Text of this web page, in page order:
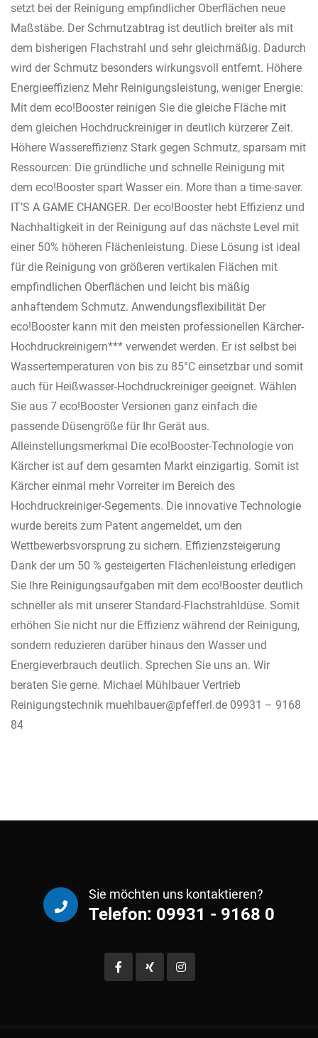
setzt bei der Reinigung empfindlicher Oberflächen neue
Maßstäbe. Der Schmutzabtrag ist deutlich breiter als mit
dem bisherigen Flachstrahl und sehr gleichmäßig. Dadurch
wird der Schmutz besonders wirkungsvoll entfernt. Höhere
Energieeffizienz Mehr Reinigungsleistung, weniger Energie:
Mit dem eco!Booster reinigen Sie die gleiche Fläche mit
dem gleichen Hochdruckreiniger in deutlich kürzerer Zeit.
Höhere Wassereffizienz Stark gegen Schmutz, sparsam mit
Ressourcen: Die gründliche und schnelle Reinigung mit
dem eco!Booster spart Wasser ein. More than a time-saver.
IT’S A GAME CHANGER. Der eco!Booster hebt Effizienz und
Nachhaltigkeit in der Reinigung auf das nächste Level mit
einer 50% höheren Flächenleistung. Diese Lösung ist ideal
für die Reinigung von größeren vertikalen Flächen mit
empfindlichen Oberflächen und leicht bis mäßig
anhaftendem Schmutz. Anwendungsflexibilität Der
eco!Booster kann mit den meisten professionellen Kärcher-
Hochdruckreinigern*** verwendet werden. Er ist selbst bei
Wassertemperaturen von bis zu 85°C einsetzbar und somit
auch für Heißwasser-Hochdruckreiniger geeignet. Wählen
Sie aus 7 eco!Booster Versionen ganz einfach die
passende Düsengröße für Ihr Gerät aus.
Alleinstellungsmerkmal Die eco!Booster-Technologie von
Kärcher ist auf dem gesamten Markt einzigartig. Somit ist
Kärcher einmal mehr Vorreiter im Bereich des
Hochdruckreiniger-Segements. Die innovative Technologie
wurde bereits zum Patent angemeldet, um den
Wettbewerbsvorsprung zu sichern. Effizienzsteigerung
Dank der um 50 % gesteigerten Flächenleistung erledigen
Sie Ihre Reinigungsaufgaben mit dem eco!Booster deutlich
schneller als mit unserer Standard-Flachstrahldüse. Somit
erhöhen Sie nicht nur die Effizienz während der Reinigung,
sondern reduzieren darüber hinaus den Wasser und
Energieverbrauch deutlich. Sprechen Sie uns an. Wir
beraten Sie gerne. Michael Mühlbauer Vertrieb
Reinigungstechnik muehlbauer@pfefferl.de 09931 – 9168
84
Sie möchten uns kontaktieren?
Telefon: 09931 - 9168 0